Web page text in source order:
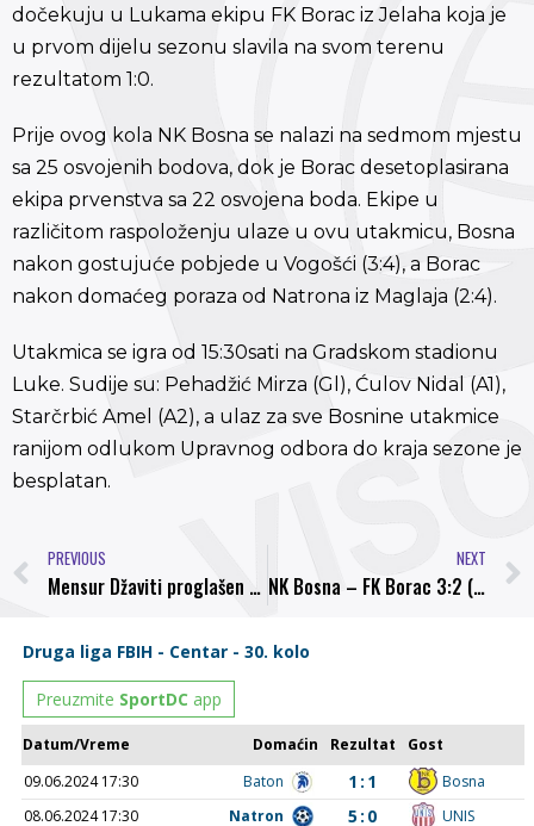
dočekuju u Lukama ekipu FK Borac iz Jelaha koja je
u prvom dijelu sezonu slavila na svom terenu
rezultatom 1:0.
Prije ovog kola NK Bosna se nalazi na sedmom mjestu
sa 25 osvojenih bodova, dok je Borac desetoplasirana
ekipa prvenstva sa 22 osvojena boda. Ekipe u
različitom raspoloženju ulaze u ovu utakmicu, Bosna
nakon gostujuće pobjede u Vogošći (3:4), a Borac
nakon domaćeg poraza od Natrona iz Maglaja (2:4).
Utakmica se igra od 15:30sati na Gradskom stadionu
Luke. Sudije su: Pehadžić Mirza (Gl), Ćulov Nidal (A1),
Starčrbić Amel (A2), a ulaz za sve Bosnine utakmice
ranijom odlukom Upravnog odbora do kraja sezone je
besplatan.
PREVIOUS
Mensur Džaviti proglašen za najboljeg trenera 16.kola Druge lige Centar
NEXT
NK Bosna – FK Borac 3:2 (2:0)